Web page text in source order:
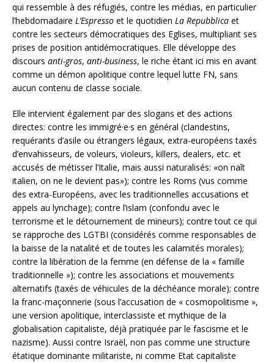
qui ressemble à des réfugiés, contre les médias, en particulier
l’hebdomadaire L’Espresso et le quotidien La Repubblica et
contre les secteurs démocratiques des Eglises, multipliant ses
prises de position antidémocratiques. Elle développe des
discours anti-gros, anti-business, le riche étant ici mis en avant
comme un démon apolitique contre lequel lutte FN, sans
aucun contenu de classe sociale.
Elle intervient également par des slogans et des actions
directes: contre les immigré·e·s en général (clandestins,
requérants d’asile ou étrangers légaux, extra-européens taxés
d’envahisseurs, de voleurs, violeurs, killers, dealers, etc. et
accusés de métisser l’Italie, mais aussi naturalisés: «on naît
italien, on ne le devient pas»); contre les Roms (vus comme
des extra-Européens, avec les traditionnelles accusations et
appels au lynchage); contre l’islam (confondu avec le
terrorisme et le détournement de mineurs); contre tout ce qui
se rapproche des LGTBI (considérés comme responsables de
la baisse de la natalité et de toutes les calamités morales);
contre la libération de la femme (en défense de la « famille
traditionnelle »); contre les associations et mouvements
alternatifs (taxés de véhicules de la déchéance morale); contre
la franc-maçonnerie (sous l’accusation de « cosmopolitisme »,
une version apolitique, interclassiste et mythique de la
globalisation capitaliste, déjà pratiquée par le fascisme et le
nazisme). Aussi contre Israël, non pas comme une structure
étatique dominante militariste, ni comme Etat capitaliste